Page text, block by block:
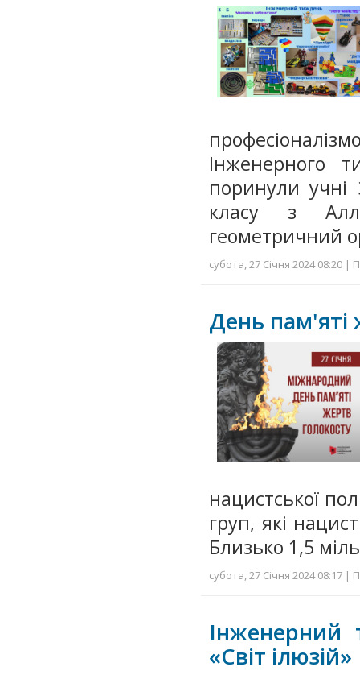
Інженерного
поринули
класу з
геометричний
субота, 27 Січня 2024 08:20 |
День пам'яті
нацистської
груп, які
Близько 1,5
субота, 27 Січня 2024 08:17 |
Інженерний
«Світ ілюзій»